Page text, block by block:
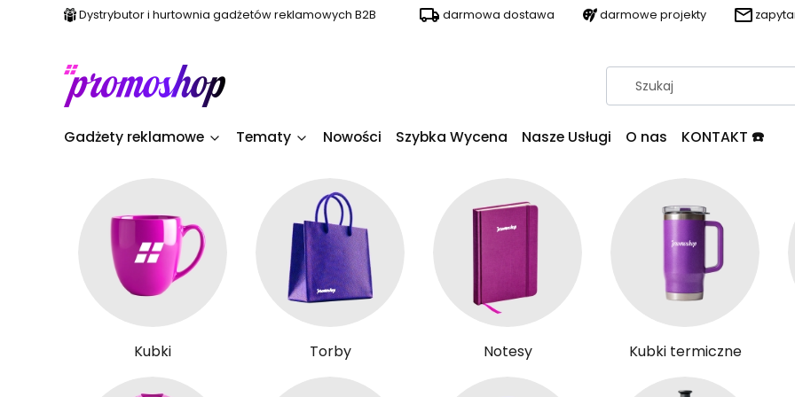
Dystrybutor i hurtownia gadżetów reklamowych B2B darmowa dostawa darmowe projekty
Gadżety reklamowe Tematy Nowości Szybka Wycena Nasze Usługi O nas KONTAKT ☎️
Kubki Torby Notesy Kubki termiczne